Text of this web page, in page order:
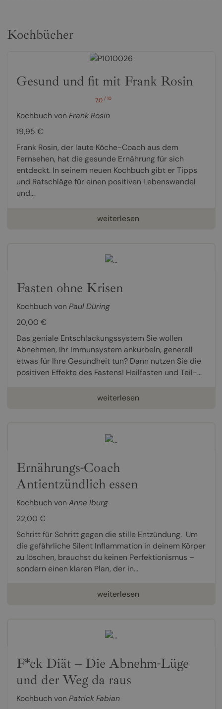
Kochbücher
Gesund und fit mit Frank Rosin
7,0/ 10
Kochbuch von Frank Rosin
19,95 €
Frank Rosin, der laute Köche-Coach aus dem
Fernsehen, hat die gesunde Ernährung für sich
entdeckt. In seinem neuen Kochbuch gibt er Tipps
und Ratschläge für einen positiven Lebenswandel
und...
weiterlesen
Fasten ohne Krisen
Kochbuch von Paul Düring
20,00 €
Das geniale Entschlackungssystem Sie wollen
Abnehmen, Ihr Immunsystem ankurbeln, generell
etwas für Ihre Gesundheit tun? Dann nutzen Sie die
positiven Effekte des Fastens! Heilfasten und Teil-...
weiterlesen
Ernährungs-Coach
Antientzündlich essen
Kochbuch von Anne Iburg
22,00 €
Schritt für Schritt gegen die stille Entzündung. Um
die gefährliche Silent Inflammation in deinem Körper
zu löschen, brauchst du keinen Perfektionismus –
sondern einen klaren Plan, der in...
weiterlesen
F*ck Diät – Die Abnehm-Lüge
und der Weg da raus
Kochbuch von Patrick Fabian